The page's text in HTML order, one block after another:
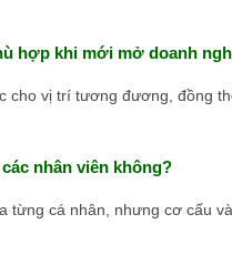
hợp khi mới mở doanh
cho vị trí tương đương, đồng
nhân viên không?
từng cá nhân, nhưng cơ cấu